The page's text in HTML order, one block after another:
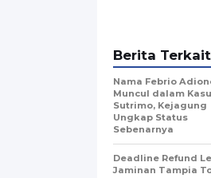
Berita Terkait
Nama Febrio
Muncul dalam
Sutrimo, Kejagung
Ungkap Status
Sebenarnya
Deadline Refund
Jaminan Tampia